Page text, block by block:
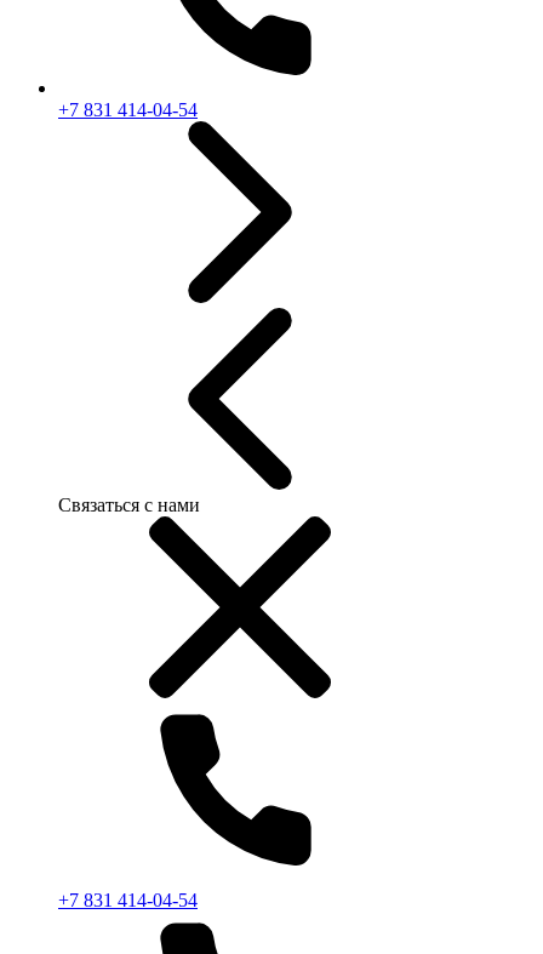
+7 831 414-04-54
Связаться с нами
+7 831 414-04-54